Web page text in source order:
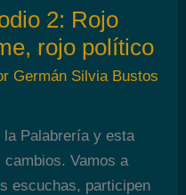
2: Rojo
rojo político
Germán Silvia Bustos
la Palabrería y esta
Vamos a
escuchas, participen